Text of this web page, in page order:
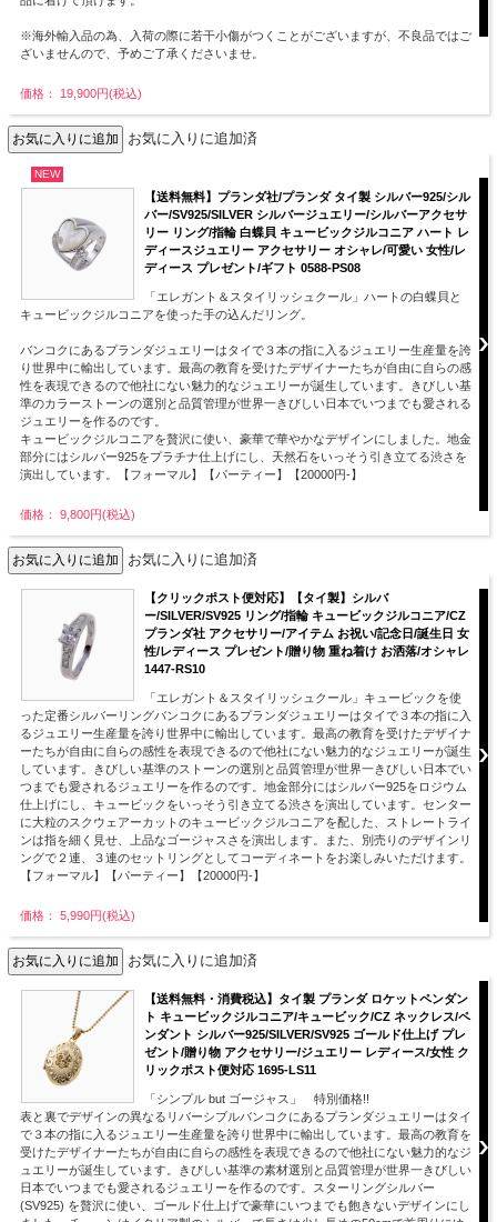
※海外輸入品の為、入荷の際に若干小傷がつくことがございますが、不良品ではご
ざいませんので、予めご了承くださいませ。
価格： 19,900円(税込)
お気に入りに追加済
NEW
【送料無料】プランダ社/プランダ タイ製 シルバー925/シル
バー/SV925/SILVER シルバージュエリー/シルバーアクセサ
リー リング/指輪 白蝶貝 キュービックジルコニア ハート レ
ディースジュエリー アクセサリー オシャレ/可愛い 女性/レ
ディース プレゼント/ギフト 0588-PS08
「エレガント＆スタイリッシュクール」ハートの白蝶貝と
キュービックジルコニアを使った手の込んだリング。
バンコクにあるプランダジュエリーはタイで３本の指に入るジュエリー生産量を誇
り世界中に輸出しています。最高の教育を受けたデザイナーたちが自由に自らの感
性を表現できるので他社にない魅力的なジュエリーが誕生しています。きびしい基
準のカラーストーンの選別と品質管理が世界一きびしい日本でいつまでも愛される
ジュエリーを作るのです。
キュービックジルコニアを贅沢に使い、豪華で華やかなデザインにしました。地金
部分にはシルバー925をプラチナ仕上げにし、天然石をいっそう引き立てる渋さを
演出しています。【フォーマル】【パーティー】【20000円-】
価格： 9,800円(税込)
お気に入りに追加済
【クリックポスト便対応】【タイ製】シルバ
ー/SILVER/SV925 リング/指輪 キュービックジルコニア/CZ
プランダ社 アクセサリー/アイテム お祝い/記念日/誕生日 女
性/レディース プレゼント/贈り物 重ね着け お洒落/オシャレ
1447-RS10
「エレガント＆スタイリッシュクール」キュービックを使
った定番シルバーリングバンコクにあるプランダジュエリーはタイで３本の指に入
るジュエリー生産量を誇り世界中に輸出しています。最高の教育を受けたデザイナ
ーたちが自由に自らの感性を表現できるので他社にない魅力的なジュエリーが誕生
しています。きびしい基準のストーンの選別と品質管理が世界一きびしい日本でい
つまでも愛されるジュエリーを作るのです。地金部分にはシルバー925をロジウム
仕上げにし、キュービックをいっそう引き立てる渋さを演出しています。センター
に大粒のスクウェアーカットのキュービックジルコニアを配した、ストレートライ
ンは指を細く見せ、上品なゴージャスさを演出します。また、別売りのデザインリ
ングで２連、３連のセットリングとしてコーディネートをお楽しみいただけます。
【フォーマル】【パーティー】【20000円-】
価格： 5,990円(税込)
お気に入りに追加済
【送料無料・消費税込】タイ製 プランダ ロケットペンダン
ト キュービックジルコニア/キュービック/CZ ネックレス/ペ
ンダント シルバー925/SILVER/SV925 ゴールド仕上げ プレ
ゼント/贈り物 アクセサリー/ジュエリー レディース/女性 ク
リックポスト便対応 1695-LS11
「シンプル but ゴージャス」 特別価格!!
表と裏でデザインの異なるリバーシブルバンコクにあるプランダジュエリーはタイ
で３本の指に入るジュエリー生産量を誇り世界中に輸出しています。最高の教育を
受けたデザイナーたちが自由に自らの感性を表現できるので他社にない魅力的なジ
ュエリーが誕生しています。きびしい基準の素材選別と品質管理が世界一きびしい
日本でいつまでも愛されるジュエリーを作るのです。スターリングシルバー
(SV925) を贅沢に使い、ゴールド仕上げで豪華にいつまでも飽きないデザインにし